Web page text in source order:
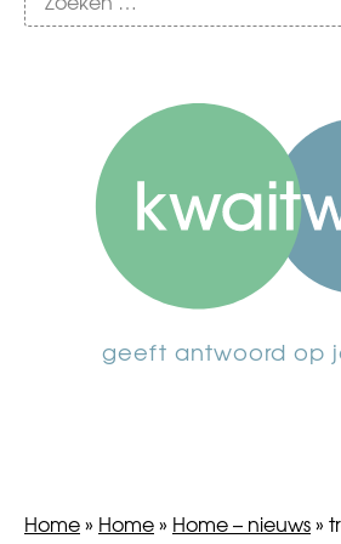
geeft antwoord op
Home» Home» Home – nieuws»